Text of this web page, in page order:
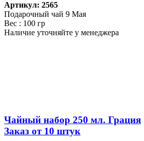
Артикул: 2565
Подарочный чай 9 Мая
Вес : 100 гр
Наличие уточняйте у менеджера
Чайный набор 250 мл. Грация
Заказ от 10 штук